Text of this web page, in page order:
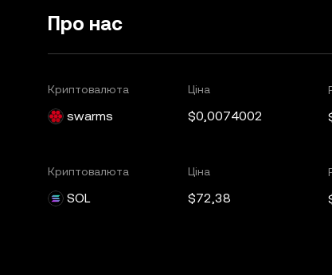
Про нас
Криптовалюта
swarms
Ціна
$0,0074002
Криптовалюта
SOL
Ціна
$72,38